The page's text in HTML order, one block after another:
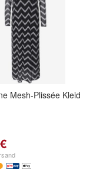
Mesh-Plissée Kleid